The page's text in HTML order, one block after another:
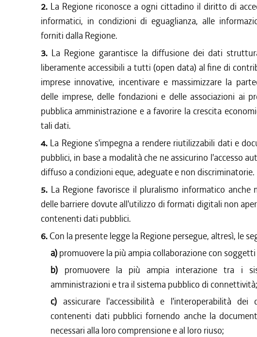
2. La Regione riconosce a ogni cittadino il diritto di
informatici, in condizioni di eguaglianza, alle
forniti dalla Regione.
3. La Regione garantisce la diffusione dei dati
liberamente accessibili a tutti (open data) al fine di
imprese innovative, incentivare e massimizzare la
delle imprese, delle fondazioni e delle associazioni ai
pubblica amministrazione e a favorire la crescita
tali dati.
4. La Regione s'impegna a rendere riutilizzabili dati e
pubblici, in base a modalità che ne assicurino l'accesso
diffuso a condizioni eque, adeguate e non discriminatorie.
5. La Regione favorisce il pluralismo informatico anche
delle barriere dovute all'utilizzo di formati digitali non
contenenti dati pubblici.
6. Con la presente legge la Regione persegue, altresì, le
a) promuovere la più ampia collaborazione con
b) promuovere la più ampia interazione tra i
amministrazioni e tra il sistema pubblico di connettività;
c) assicurare l'accessibilità e l'interoperabilità
contenenti dati pubblici fornendo anche la
necessari alla loro comprensione e al loro riuso;